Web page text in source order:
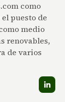
como
puesto de
medio
renovables,
de varios